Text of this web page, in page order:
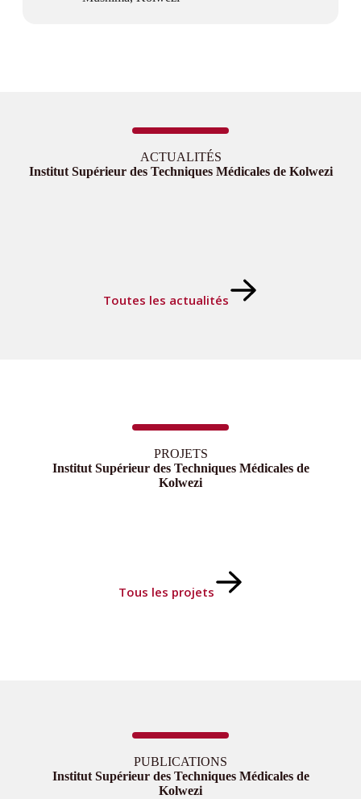
ACTUALITÉS
Institut Supérieur des Techniques Médicales de Kolwezi
Toutes les actualités
PROJETS
Institut Supérieur des Techniques Médicales de
Kolwezi
Tous les projets
PUBLICATIONS
Institut Supérieur des Techniques Médicales de
Kolwezi